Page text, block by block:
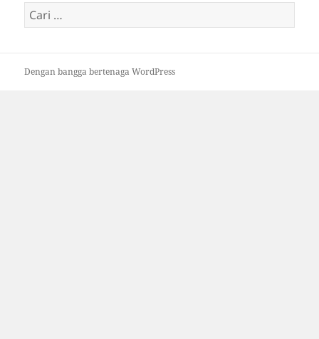
Cari
untuk:
Dengan bangga bertenaga WordPress